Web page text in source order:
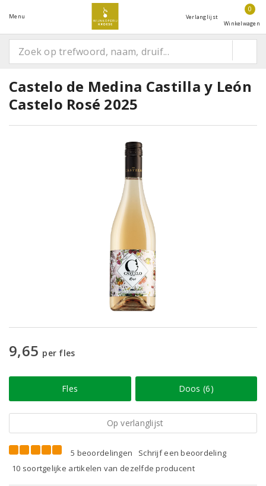
Menu Verlanglijst
0
Winkelwagen
Castelo de Medina Castilla y León
Castelo Rosé 2025
9,65 per fles
Fles Doos (6)
Op verlanglijst
5 beoordelingen
Schrijf een beoordeling
10 soortgelijke artikelen van dezelfde producent